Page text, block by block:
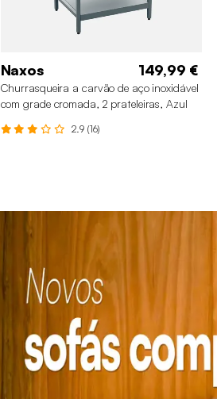
Naxos 149,99 €
Churrasqueira a carvão de aço inoxidável
com grade cromada, 2 prateleiras, Azul
2.9 (16)